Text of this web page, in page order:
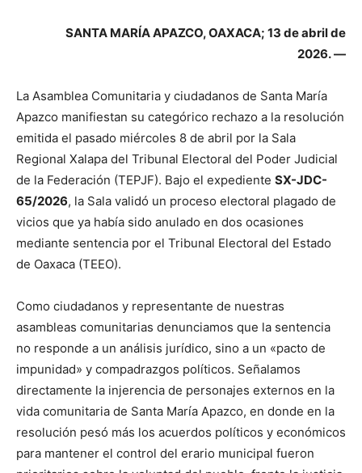
SANTA MARÍA APAZCO, OAXACA; 13 de abril de
2026. —
La Asamblea Comunitaria y ciudadanos de Santa María
Apazco manifiestan su categórico rechazo a la resolución
emitida el pasado miércoles 8 de abril por la Sala
Regional Xalapa del Tribunal Electoral del Poder Judicial
de la Federación (TEPJF). Bajo el expediente SX-JDC-
65/2026, la Sala validó un proceso electoral plagado de
vicios que ya había sido anulado en dos ocasiones
mediante sentencia por el Tribunal Electoral del Estado
de Oaxaca (TEEO).
Como ciudadanos y representante de nuestras
asambleas comunitarias denunciamos que la sentencia
no responde a un análisis jurídico, sino a un «pacto de
impunidad» y compadrazgos políticos. Señalamos
directamente la injerencia de personajes externos en la
vida comunitaria de Santa María Apazco, en donde en la
resolución pesó más los acuerdos políticos y económicos
para mantener el control del erario municipal fueron